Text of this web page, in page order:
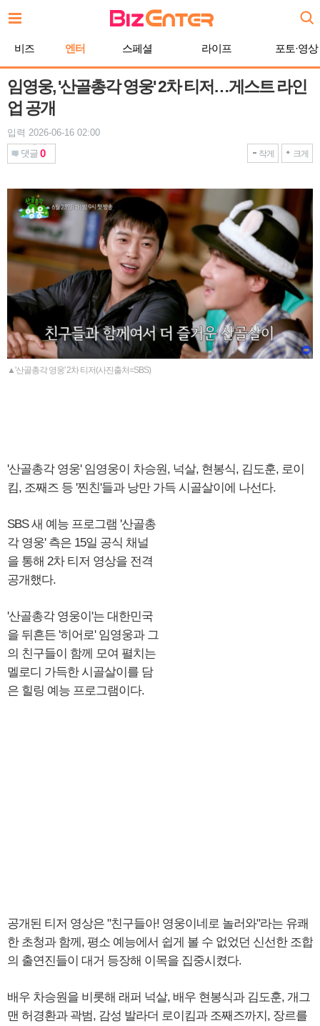
문
비즈 엔터 스페셜 라이프 포토·영상
임영웅, '산골총각 영웅' 2차 티저…게스트 라인
업 공개
입력 2026-06-16 02:00
댓글 0 작게 크게
▲'산골총각 영웅' 2차 티저(사진출처=SBS)
'산골총각 영웅' 임영웅이 차승원, 넉살, 현봉식, 김도훈, 로이
킴, 조째즈 등 '찐친'들과 낭만 가득 시골살이에 나선다.
SBS 새 예능 프로그램 '산골총
각 영웅' 측은 15일 공식 채널
을 통해 2차 티저 영상을 전격
공개했다.
'산골총각 영웅이'는 대한민국
을 뒤흔든 '히어로' 임영웅과 그
의 친구들이 함께 모여 펼치는
멜로디 가득한 시골살이를 담
은 힐링 예능 프로그램이다.
공개된 티저 영상은 "친구들아! 영웅이네로 놀러와"라는 유쾌
한 초청과 함께, 평소 예능에서 쉽게 볼 수 없었던 신선한 조합
의 출연진들이 대거 등장해 이목을 집중시켰다.
배우 차승원을 비롯해 래퍼 넉살, 배우 현봉식과 김도훈, 개그
맨 허경환과 곽범, 감성 발라더 로이킴과 조째즈까지, 장르를